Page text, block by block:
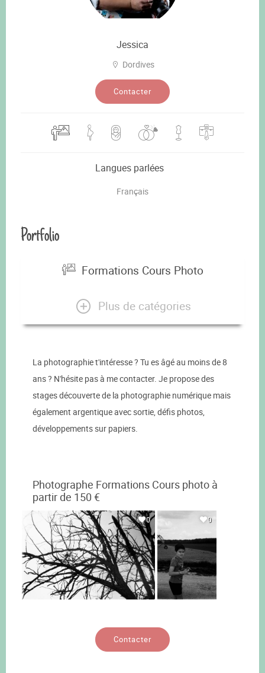
Jessica
Dordives
Contacter
Langues parlées
Français
Portfolio
Formations Cours Photo
Plus de catégories
La photographie t'intéresse ? Tu es âgé au moins de 8
ans ? N'hésite pas à me contacter. Je propose des
stages découverte de la photographie numérique mais
également argentique avec sortie, défis photos,
développements sur papiers.
Photographe Formations Cours photo à
partir de 150 €
0 0
Contacter